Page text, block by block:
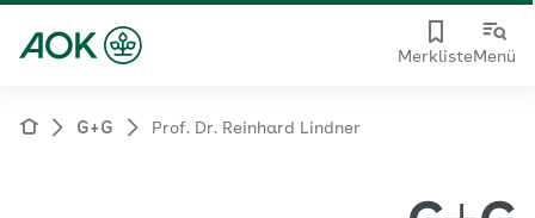
MerklisteMenü
G+G Prof. Dr. Reinhard Lindner